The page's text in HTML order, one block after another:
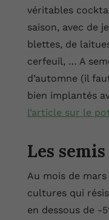
véritables
saison, avec de
blettes, de
cerfeuil, … A
d’automne (il
bien implantés
l’article sur le
Les
Au mois de
cultures qui
en dessous de -